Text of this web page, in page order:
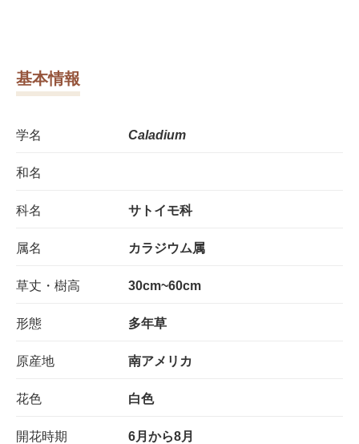
基本情報
学名 Caladium
和名
科名 サトイモ科
属名 カラジウム属
草丈・樹高 30cm~60cm
形態 多年草
原産地 南アメリカ
花色 白色
開花時期 6月から8月